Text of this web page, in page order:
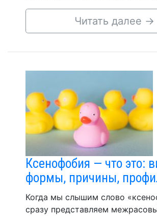
Читать далее →
Ксенофобия — что это:
формы, причины,
Когда мы слышим слово
сразу представляем